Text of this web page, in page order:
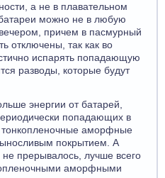
а не в плавательном
можно не в любую
причем в пасмурный
отключены, так как во
испарять попадающую
разводы, которые будут
энергии от батарей,
попадающих в
тонкопленочные аморфные
покрытием. А
прерывалось, лучше всего
аморфными